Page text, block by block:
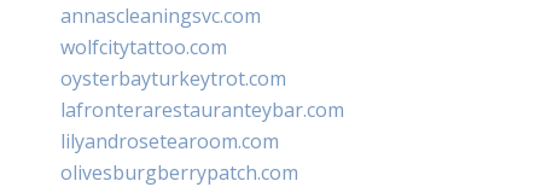
annascleaningsvc.com
wolfcitytattoo.com
oysterbayturkeytrot.com
lafronterarestauranteybar.com
lilyandrosetearoom.com
olivesburgberrypatch.com